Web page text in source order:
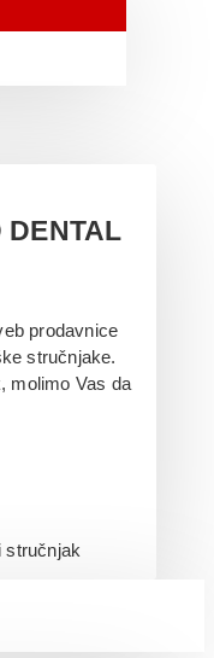
prodavnice
stručnjake.
molimo Vas da
stručnjak